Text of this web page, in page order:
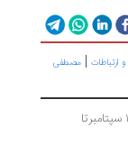
|مصطفی
ناتو و خاورمیانه؛ بررسی بستر ژئوپلیتیکی پس از ۱۱ سپتامبرتا